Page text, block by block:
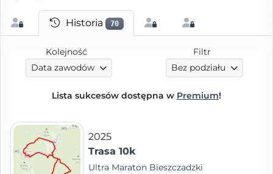
Historia 70
Kolejność
Data zawodów
Filtr
Bez podziału
Lista sukcesów dostępna w Premium!
2025
Trasa 10k
Ultra Maraton Bieszczadzki